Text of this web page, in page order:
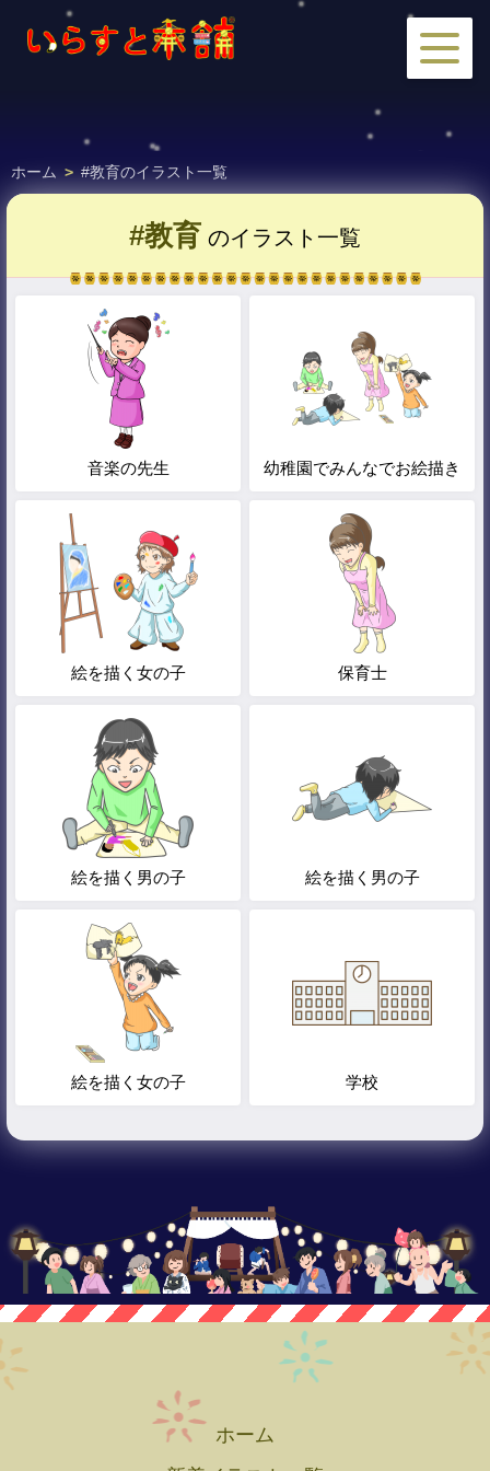
ホーム > #教育のイラスト一覧
#教育 のイラスト一覧
音楽の先生 幼稚園でみんなでお絵描き
絵を描く女の子 保育士
絵を描く男の子 絵を描く男の子
絵を描く女の子 学校
ホーム